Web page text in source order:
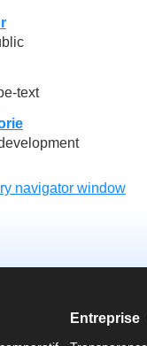
text
navigator window
Entreprise